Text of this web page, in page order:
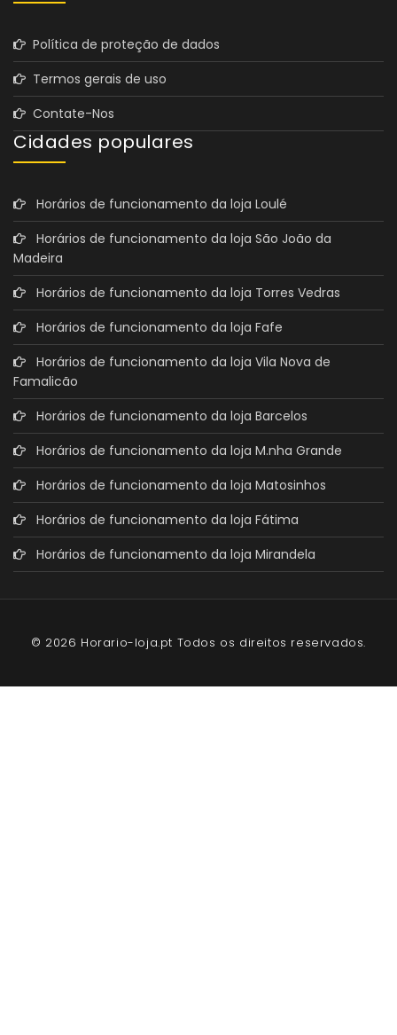
Política de proteção de dados
Termos gerais de uso
Contate-Nos
Cidades populares
Horários de funcionamento da loja Loulé
Horários de funcionamento da loja São João da
Madeira
Horários de funcionamento da loja Torres Vedras
Horários de funcionamento da loja Fafe
Horários de funcionamento da loja Vila Nova de
Famalicão
Horários de funcionamento da loja Barcelos
Horários de funcionamento da loja M.nha Grande
Horários de funcionamento da loja Matosinhos
Horários de funcionamento da loja Fátima
Horários de funcionamento da loja Mirandela
© 2026 Horario-loja.pt Todos os direitos reservados.